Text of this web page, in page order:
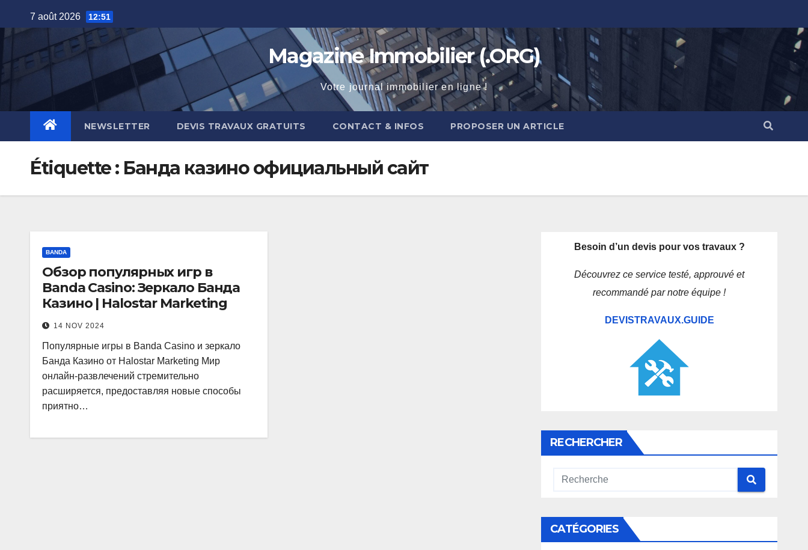
to
7 août 2026 12:51
Magazine Immobilier (.ORG)
Votre journal immobilier en ligne !
NEWSLETTER DEVIS TRAVAUX GRATUITS CONTACT & INFOS PROPOSER UN ARTICLE
Étiquette : Банда казино официальный сайт
BANDA
Обзор популярных игр в
Banda Casino: Зеркало Банда
Казино | Halostar Marketing
14 NOV 2024
Популярные игры в Banda Casino и зеркало
Банда Казино от Halostar Marketing Мир
онлайн-развлечений стремительно
расширяется, предоставляя новые способы
приятно…
Besoin d’un devis pour vos travaux ?
Découvrez ce service testé, approuvé et
recommandé par notre équipe !
DEVISTRAVAUX.GUIDE
RECHERCHER
CATÉGORIES